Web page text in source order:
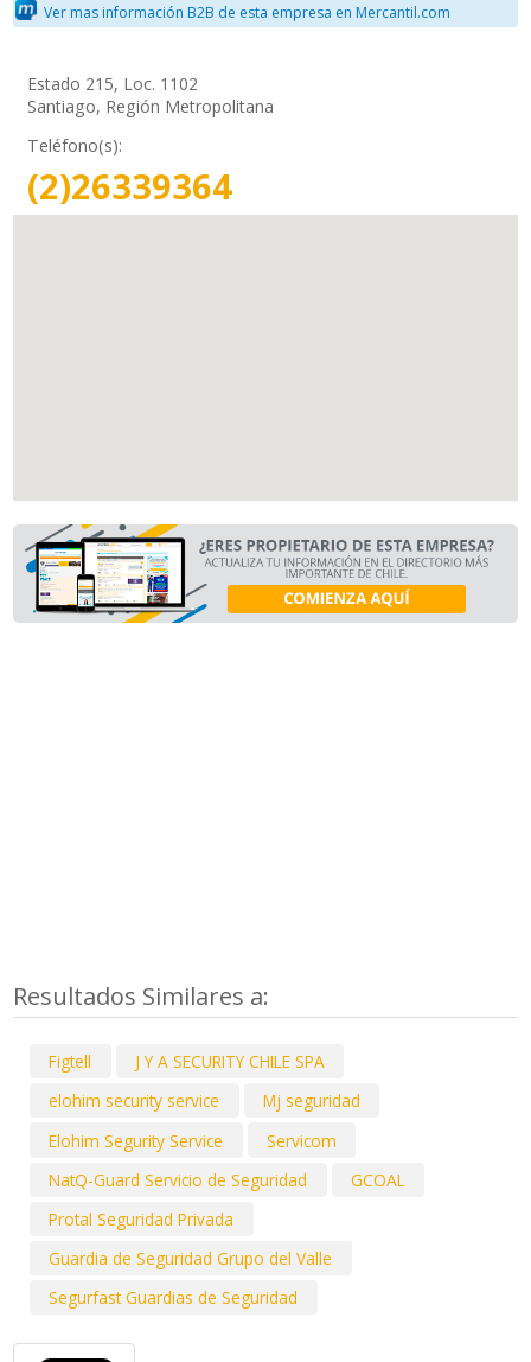
Ver mas información B2B de esta empresa en Mercantil.com
Estado 215, Loc. 1102
Santiago, Región Metropolitana
Teléfono(s):
(2)26339364
Resultados Similares a:
Figtell
J Y A SECURITY CHILE SPA
elohim security service
Mj seguridad
Elohim Segurity Service
Servicom
NatQ-Guard Servicio de Seguridad
GCOAL
Protal Seguridad Privada
Guardia de Seguridad Grupo del Valle
Segurfast Guardias de Seguridad